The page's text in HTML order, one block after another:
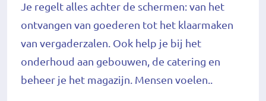
Je regelt alles achter de schermen: van het
ontvangen van goederen tot het klaarmaken
van vergaderzalen. Ook help je bij het
onderhoud aan gebouwen, de catering en
beheer je het magazijn. Mensen voelen..